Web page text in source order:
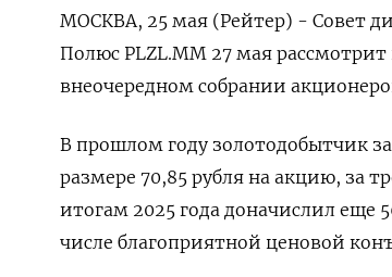
МОСКВА, 25 мая (Рейтер) - Совет
‌Полюс PLZL.MM 27 мая
внеочередном собрании
В ⁠прошлом ‌году золотодобытчик
размере ​70,85 рубля ‌на акцию, за
итогам 2025 года доначислил ​еще
числе благоприятной ценовой